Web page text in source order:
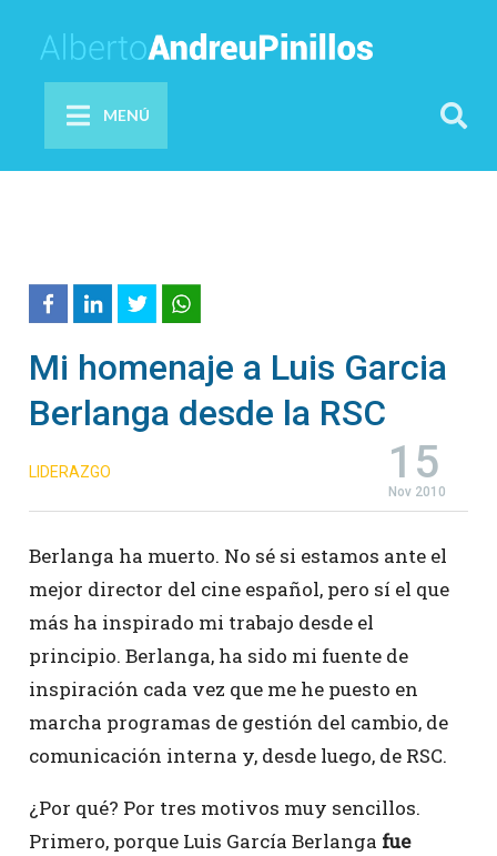
MENÚ
Mi homenaje a Luis Garcia
Berlanga desde la RSC
15
Nov 2010
LIDERAZGO
Berlanga ha muerto. No sé si estamos ante el
mejor director del cine español, pero sí el que
más ha inspirado mi trabajo desde el
principio. Berlanga, ha sido mi fuente de
inspiración cada vez que me he puesto en
marcha programas de gestión del cambio, de
comunicación interna y, desde luego, de RSC.
¿Por qué? Por tres motivos muy sencillos.
Primero, porque Luis García Berlanga fue